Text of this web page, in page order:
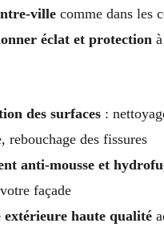
ville comme dans les
éclat et protection
des surfaces:
rebouchage des fissures
anti-mousse et
façade
extérieure haute qualité